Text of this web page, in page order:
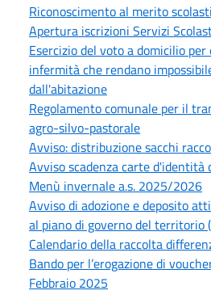
Riconoscimento al merito
Apertura iscrizioni Servizi
Esercizio del voto a domicilio
infermità che rendano
dall'abitazione
Regolamento comunale per il
agro-silvo-pastorale
Avviso: distribuzione sacchi
Avviso scadenza carte d'identità
Menù invernale a.s. 2025/2026
Avviso di adozione e deposito
al piano di governo del territorio
Calendario della raccolta
Bando per l’erogazione di
Febbraio 2025